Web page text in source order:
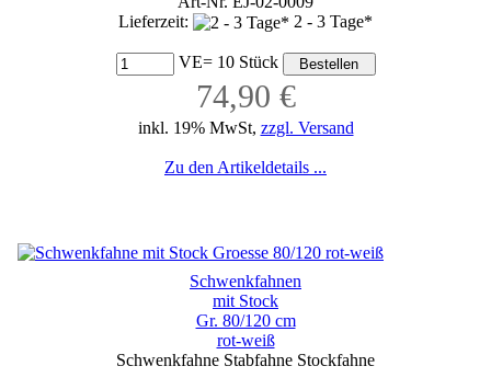
Lieferzeit:
2 - 3 Tage*
VE= 10 Stück
74,90 €
inkl. 19% MwSt, zzgl. Versand
Zu den Artikeldetails ...
Schwenkfahnen
mit Stock
Gr. 80/120 cm
rot-weiß
Schwenkfahne Stabfahne Stockfahne